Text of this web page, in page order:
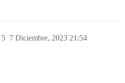
7 Diciembre, 2023 21:54
5